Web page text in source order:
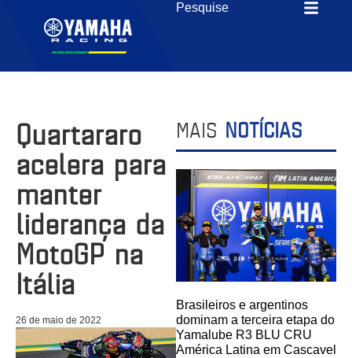
Quartararo
acelera para
manter
liderança da
MotoGP na
Itália
26 de maio de 2022
MAIS NOTÍCIAS
Brasileiros e argentinos
dominam a terceira etapa do
Yamalube R3 BLU CRU
América Latina em Cascavel